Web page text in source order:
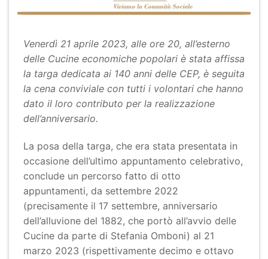
Venerdì 21 aprile 2023, alle ore 20, all’esterno
delle Cucine economiche popolari è stata affissa
la targa dedicata ai 140 anni delle CEP, è seguita
la cena conviviale con tutti i volontari che hanno
dato il loro contributo per la realizzazione
dell’anniversario.
La posa della targa, che era stata presentata in
occasione dell’ultimo appuntamento celebrativo,
conclude un percorso fatto di otto
appuntamenti, da settembre 2022
(precisamente il 17 settembre, anniversario
dell’alluvione del 1882, che portò all’avvio delle
Cucine da parte di Stefania Omboni) al 21
marzo 2023 (rispettivamente decimo e ottavo